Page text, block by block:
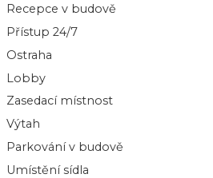
Recepce v budově
Přístup 24/7
Ostraha
Lobby
Zasedací místnost
Výtah
Parkování v budově
Umístění sídla